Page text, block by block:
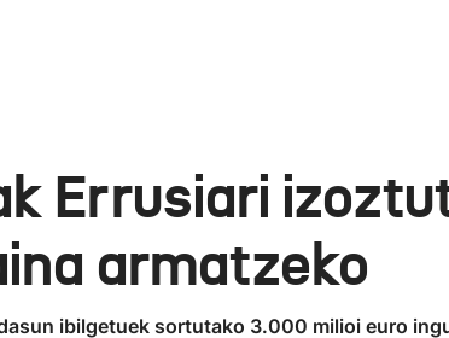
Errusiari
armatzeko
ibilgetuek sortutako 3.000 milioi euro